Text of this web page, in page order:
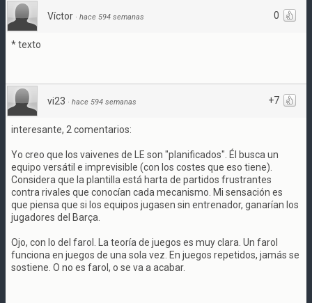
0
Víctor · hace 594 semanas
* texto
+7
vi23 · hace 594 semanas
interesante, 2 comentarios:
Yo creo que los vaivenes de LE son "planificados". Él busca un
equipo versátil e imprevisible (con los costes que eso tiene).
Considera que la plantilla está harta de partidos frustrantes
contra rivales que conocían cada mecanismo. Mi sensación es
que piensa que si los equipos jugasen sin entrenador, ganarían los
jugadores del Barça.
Ojo, con lo del farol. La teoría de juegos es muy clara. Un farol
funciona en juegos de una sola vez. En juegos repetidos, jamás se
sostiene. O no es farol, o se va a acabar.